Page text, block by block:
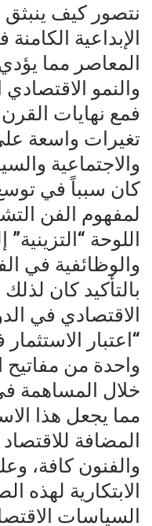
نتصور كيف ينبثق
الإبداعية
المعاصر مما يؤدي
والنمو
فمع نهايات
تغيرات واسعة
والاجتماعية
كان سبباً في
لمفهوم الفن
اللوحة
والوظائفية في
بالتأكيد كان
الاقتصادي في
“اعتبار
واحدة من مفاتيح
خلال المساهمة
مما يجعل هذا
المضافة
والفنون كافة،
الابتكارية لهذه
السياسات